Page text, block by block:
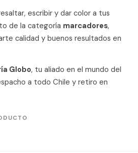
escribir y dar color a tus
de la categoría marcadores,
calidad y buenos resultados en
Globo, tu aliado en el mundo del
a todo Chile y retiro en